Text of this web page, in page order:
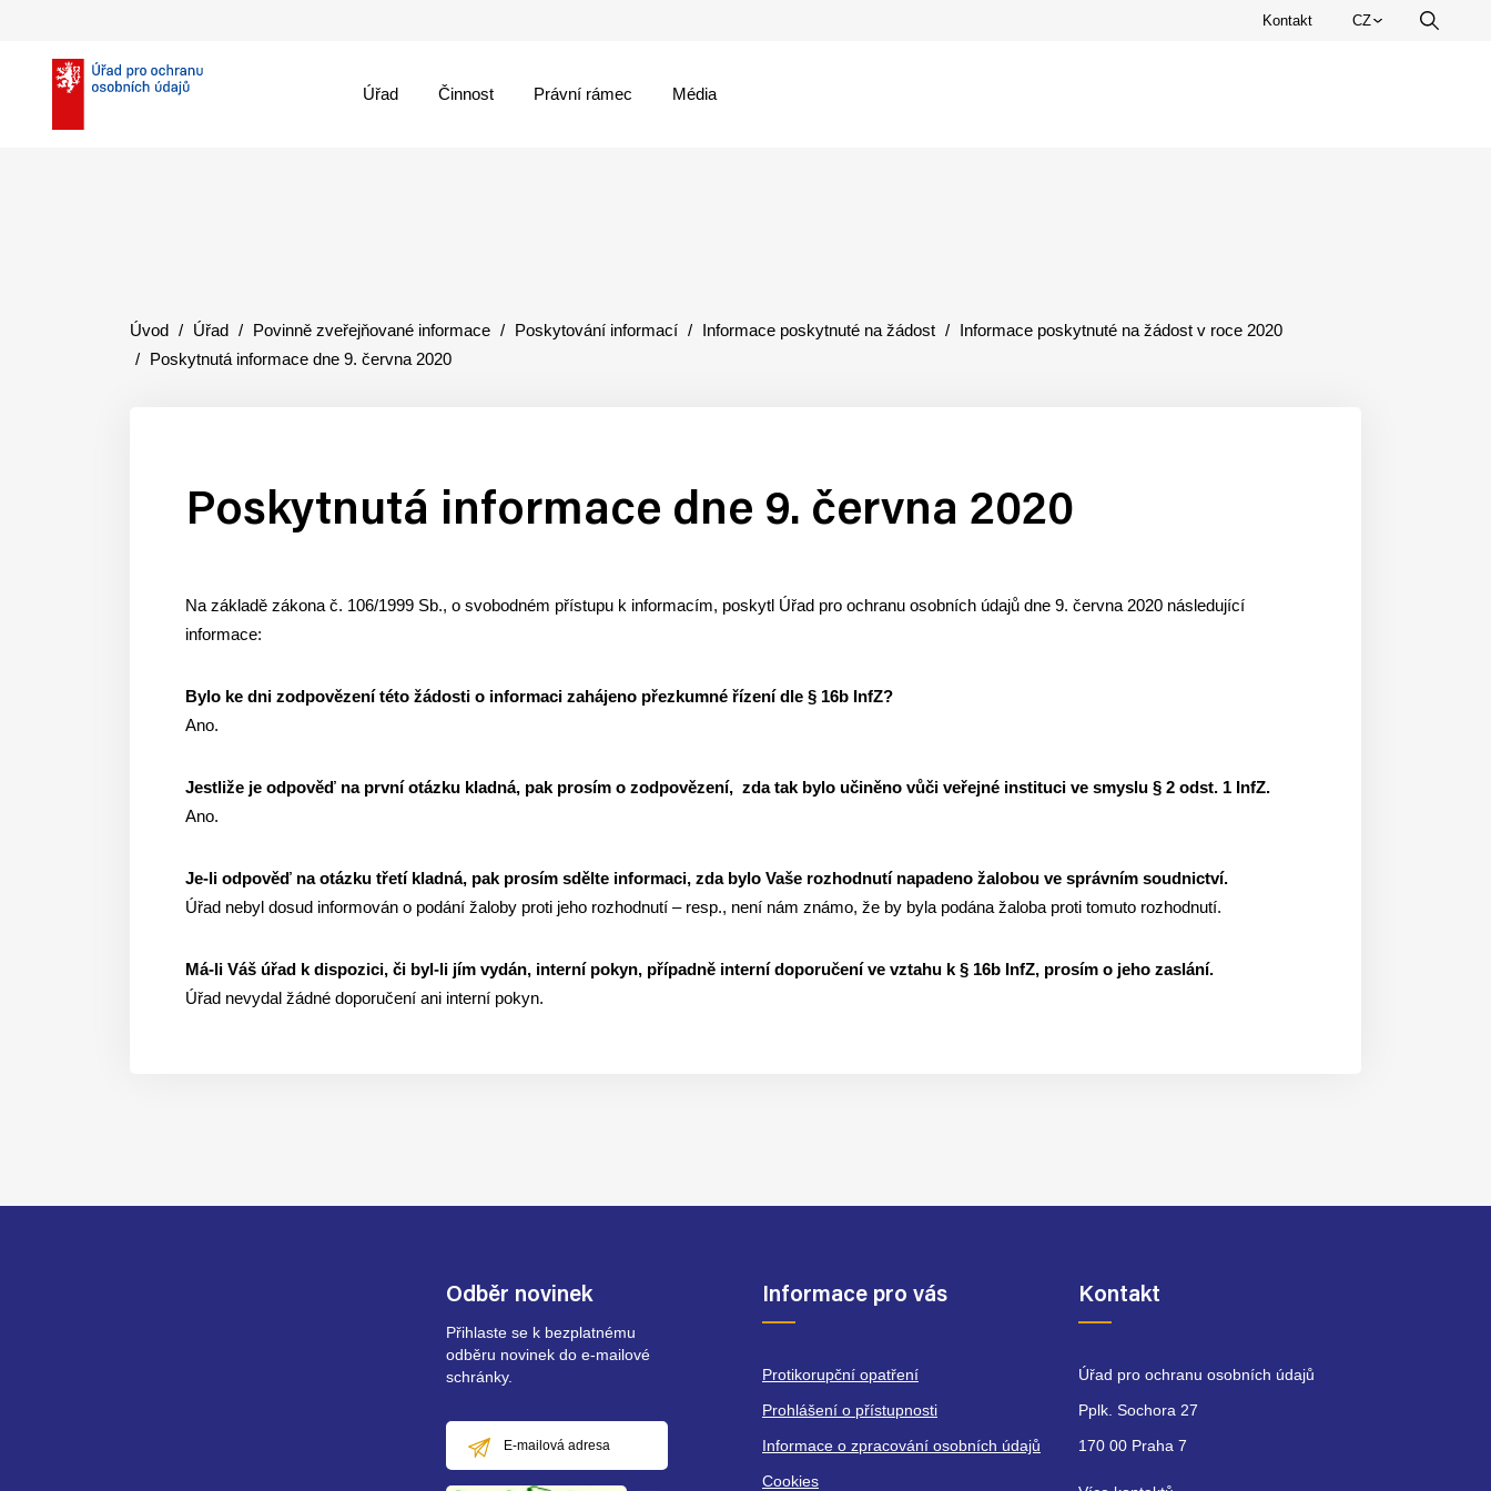
Kontakt
Zvolte
CZ
Úřad Činnost Právní rámec Média
Úvod Úřad Povinně zveřejňované informace Poskytování informací Informace poskytnuté na žádost
Informace poskytnuté na žádost v roce 2020
Poskytnutá informace dne 9. června 2020
Poskytnutá informace dne 9. června 2020
Na základě zákona č. 106/1999 Sb., o svobodném přístupu k informacím, poskytl Úřad pro ochranu osobních údajů dne 9. června 2020 následující
informace:
Bylo ke dni zodpovězení této žádosti o informaci zahájeno přezkumné řízení dle § 16b InfZ?
Ano.
Jestliže je odpověď na první otázku kladná, pak prosím o zodpovězení, zda tak bylo učiněno vůči veřejné instituci ve smyslu § 2 odst. 1 InfZ.
Ano.
Je-li odpověď na otázku třetí kladná, pak prosím sdělte informaci, zda bylo Vaše rozhodnutí napadeno žalobou ve správním soudnictví.
Úřad nebyl dosud informován o podání žaloby proti jeho rozhodnutí – resp., není nám známo, že by byla podána žaloba proti tomuto rozhodnutí.
Má-li Váš úřad k dispozici, či byl-li jím vydán, interní pokyn, případně interní doporučení ve vztahu k § 16b InfZ, prosím o jeho zaslání.
Úřad nevydal žádné doporučení ani interní pokyn.
Odběr novinek
Přihlaste se k bezplatnému
odběru novinek do e-mailové
schránky.
mailová
Informace pro vás
Protikorupční opatření
Prohlášení o přístupnosti
Informace o zpracování osobních údajů
Cookies
Kontakt
Úřad pro ochranu osobních údajů
Pplk. Sochora 27
170 00 Praha 7